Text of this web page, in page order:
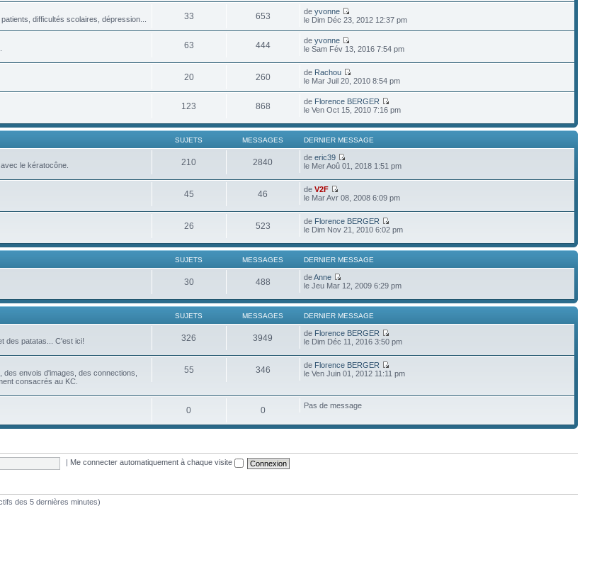
difficultés scolaires, dépression... 33 653 deyvonne
le Dim Déc 23, 2012 12:37 pm
63 444 deyvonne
le Sam Fév 13, 2016 7:54 pm
20 260 de Rachou
le Mar Juil 20, 2010 8:54 pm
123 868 de Florence BERGER
le Ven Oct 15, 2010 7:16 pm
SUJETS MESSAGES DERNIER MESSAGE
le kératocône.
210 2840 deeric39
le Mer Aoû 01, 2018 1:51 pm
45 46 deV2F
le Mar Avr 08, 2008 6:09 pm
26 523 de Florence BERGER
le Dim Nov 21, 2010 6:02 pm
SUJETS MESSAGES DERNIER MESSAGE
30 488 deAnne
le Jeu Mar 12, 2009 6:29 pm
SUJETS MESSAGES DERNIER MESSAGE
des patatas... C'est ici!
326 3949 de Florence BERGER
le Dim Déc 11, 2016 3:50 pm
envois d'images, des connections,
consacrés au KC.
55 346 de Florence BERGER
le Ven Juin 01, 2012 11:11 pm
0 0 Pas de message
Me connecter automatiquement à chaque visite
des 5 dernières minutes)